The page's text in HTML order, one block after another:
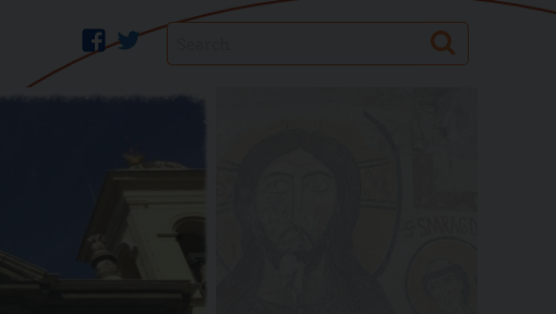
twitter
facebook Search